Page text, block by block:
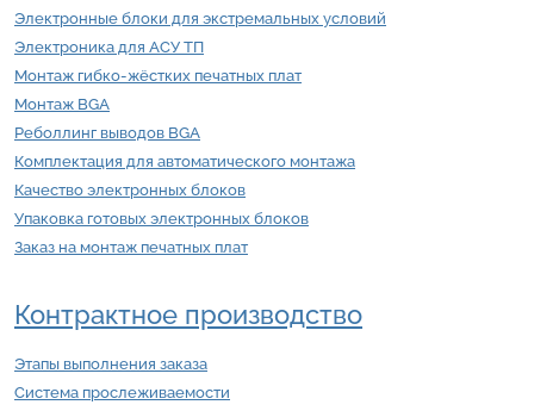
Электронные блоки для экстремальных условий
Электроника для АСУ ТП
Монтаж гибко-жёстких печатных плат
Монтаж BGA
Реболлинг выводов BGA
Комплектация для автоматического монтажа
Качество электронных блоков
Упаковка готовых электронных блоков
Заказ на монтаж печатных плат
Контрактное производство
Этапы выполнения заказа
Система прослеживаемости